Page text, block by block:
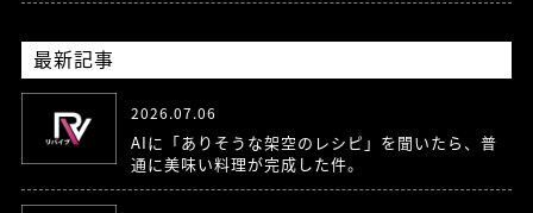
最新記事
2026.07.06
AIに「ありそうな架空のレシピ」を聞いたら、普
通に美味い料理が完成した件。